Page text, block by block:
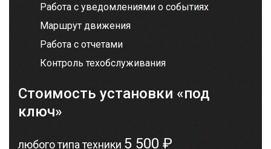
Работа с уведомлениями о событиях
Маршрут движения
Работа с отчетами
Контроль техобслуживания
Стоимость установки «под
ключ»
любого типа техники 5 500 ₽